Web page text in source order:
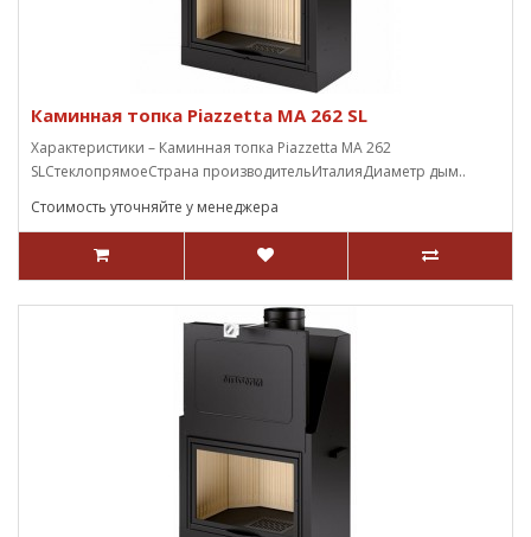
Каминная топка Piazzetta MA 262 SL
Характеристики – Каминная топка Piazzetta MA 262
SLСтеклопрямоеСтрана производительИталияДиаметр дым..
Стоимость уточняйте у менеджера